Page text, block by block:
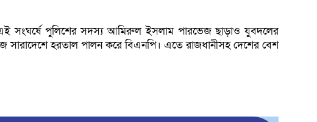
এই সংঘর্ষে পুলিশের সদস্য আমিরুল ইসলাম পারভেজ ছাড়াও যুবদলের
সারাদেশে হরতাল পালন করে বিএনপি। এতে রাজধানীসহ দেশের বেশ